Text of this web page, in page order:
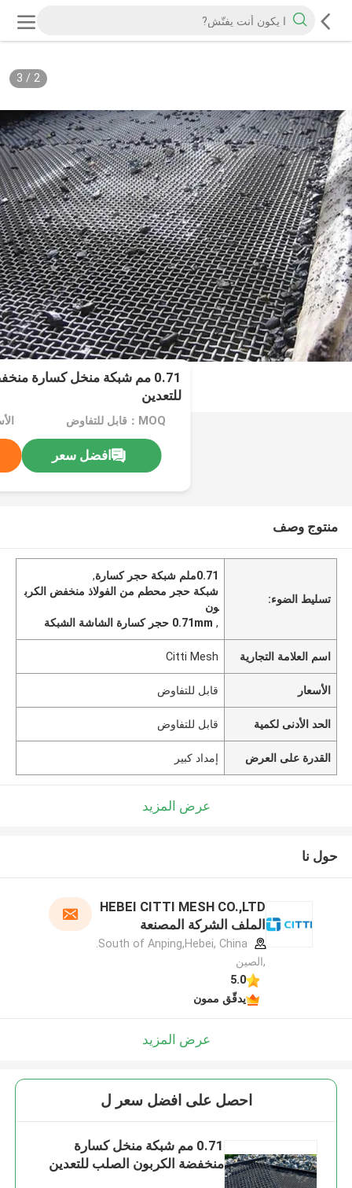
2
/
3
0.71 مم شبكة منخل كسارة
للتعدين
MOQ：قابل للتفاوض
افضل سعر
منتوج وصف
تسليط الضوء:
0.71ملم شبكة حجر كسارة
,
شبكة حجر محطم من الفولاذ منخفض الكرب
ون
, 0.71mm حجر كسارة الشاشة الشبكة
اسم العلامة التجارية Citti Mesh
الأسعار قابل للتفاوض
الحد الأدنى لكمية قابل للتفاوض
القدرة على العرض إمداد كبير
عرض المزيد
حول نا
HEBEI CITTI MESH CO.,LTD
الملف الشركة المصنعة
,الصين
5.0
يدقّق ممون
عرض المزيد
احصل على افضل سعر ل
0.71 مم شبكة منخل كسارة
منخفضة الكربون الصلب للتعدين